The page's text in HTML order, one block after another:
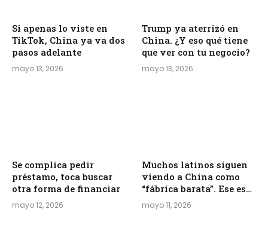
Si apenas lo viste en
TikTok, China ya va dos
pasos adelante
mayo 13, 2026
Trump ya aterrizó en
China. ¿Y eso qué tiene
que ver con tu negocio?
mayo 13, 2026
Se complica pedir
préstamo, toca buscar
otra forma de financiar
mayo 12, 2026
Muchos latinos siguen
viendo a China como
“fábrica barata”. Ese es
el problema.
mayo 11, 2026